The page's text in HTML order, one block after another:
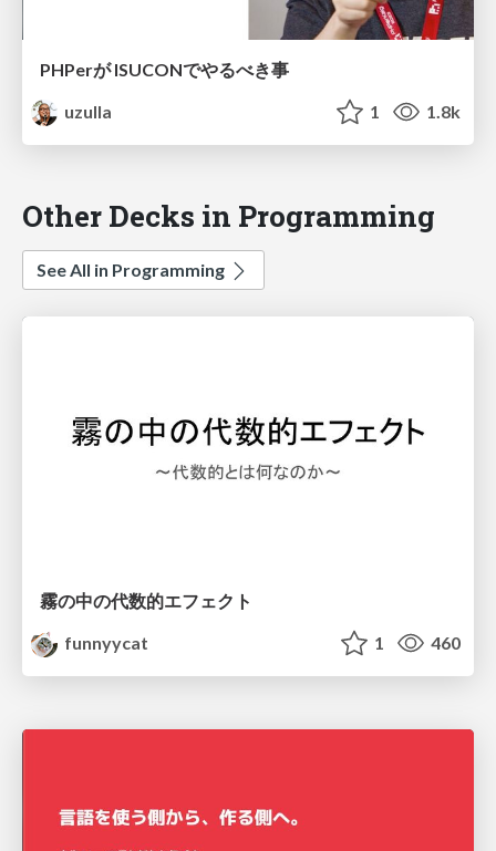
PHPerが ISUCONでやるべき事
uzulla
1 1.8k
Other Decks in Programming
See All in Programming
霧の中の代数的エフェクト
funnyycat
1 460